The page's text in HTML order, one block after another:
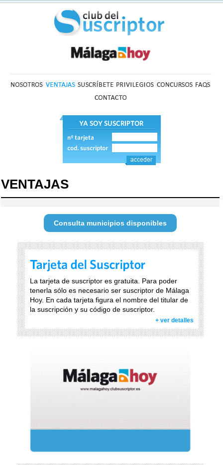
VENTAJAS
Consulta municipios disponibles
La tarjeta de suscriptor es gratuita. Para poder
tenerla sólo es necesario ser suscriptor de Málaga
Hoy. En cada tarjeta figura el nombre del titular de
la suscripción y su código de suscriptor.
+ ver detalles